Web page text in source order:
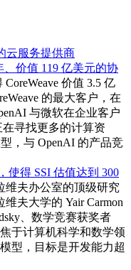
云服务提供商
、价值 119 亿美元的协
价值 3.5 亿
的最大客户，在
与微软在企业客户
寻找更多的计算资
，与 OpenAI 的产品竞
使得 SSI 估值达到 300
维夫办公室的顶级研究
夫大学的 Yair Carmon
、数学竞赛获奖者
于计算机科学和数学领
型，目标是开发能力超